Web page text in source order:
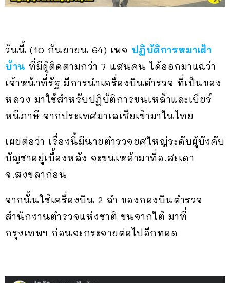
วันนี้ (10 กันยายน 64) เพจ ปฏิบัติการหมาเฝ้า
บ้าน ที่มีผู้ติดตามกว่า 7 แสนคน ได้ออกมาแฉว่า
เจ้าหน้าที่รัฐ มีการนำเครื่องบินตำรวจ ที่เป็นของ
หลวง มาใช้สำหรับปฏิบัติการขนเหล้าและเบียร์
หนีภาษี จากประเทศมาเลเซียเข้ามาในไทย
เผยต่อว่า เรื่องนี้มีนายตำรวจยศใหญ่ระดับผู้บังคับ
บัญชาอยู่เบื้องหลัง จะขนเหล้ามาที่อ.สะเดา
จ.สงขลาก่อน
จากนั้นใช้เครื่องบิน 2 ลำ ของกองบินตำรวจ
สำนักงานตำรวจแห่งชาติ ขนจากใต้ มาที่
กรุงเทพฯ ก่อนจะกระจายต่อไปอีกทอด